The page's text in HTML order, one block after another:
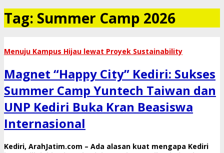
Tag: Summer Camp 2026
​Menuju Kampus Hijau lewat Proyek Sustainability
Magnet “Happy City” Kediri: Sukses
Summer Camp Yuntech Taiwan dan
UNP Kediri Buka Kran Beasiswa
Internasional
​Kediri, ArahJatim.com – Ada alasan kuat mengapa Kediri